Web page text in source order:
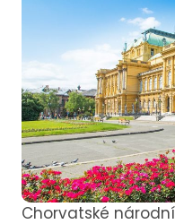
Chorvatské